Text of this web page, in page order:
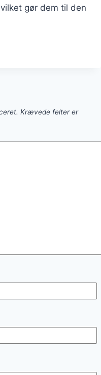
gør dem til den
Krævede felter er